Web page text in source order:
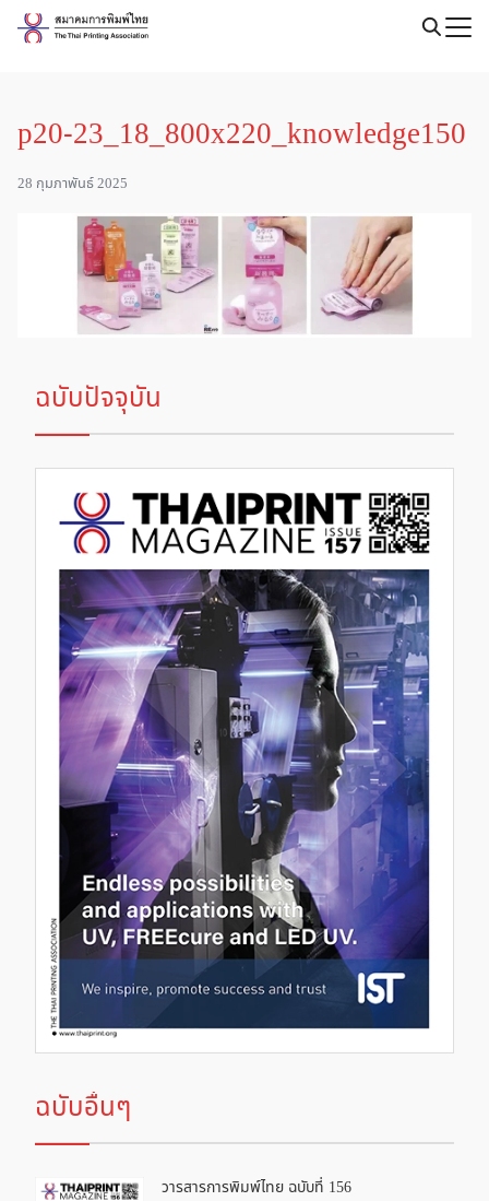
Skip
p20-23_18_800x220_knowledge150
28 กุมภาพันธ์ 2025
ฉบับปัจจุบัน
ฉบับอื่นๆ
วารสารการพิมพ์ไทย ฉบับที่ 156